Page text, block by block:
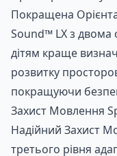
Покращена
Sound™ LX з двома
дітям краще
розвитку
покращуючи
Захист Мовлення
Надійний Захист
третього рівня
Opn